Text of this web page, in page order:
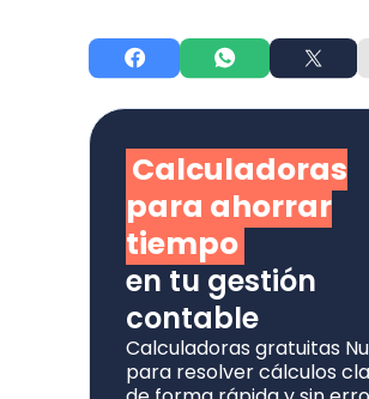
Calculadoras
para ahorrar
tiempo
en tu gestión
contable
Calculadoras gratuitas
para resolver cálculos